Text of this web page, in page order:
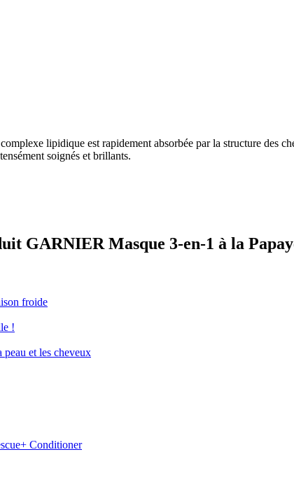
lipidique est rapidement absorbée par la structure des
soignés et brillants.
GARNIER Masque 3-en-1 à la
froide
!
peau et les cheveux
Conditioner